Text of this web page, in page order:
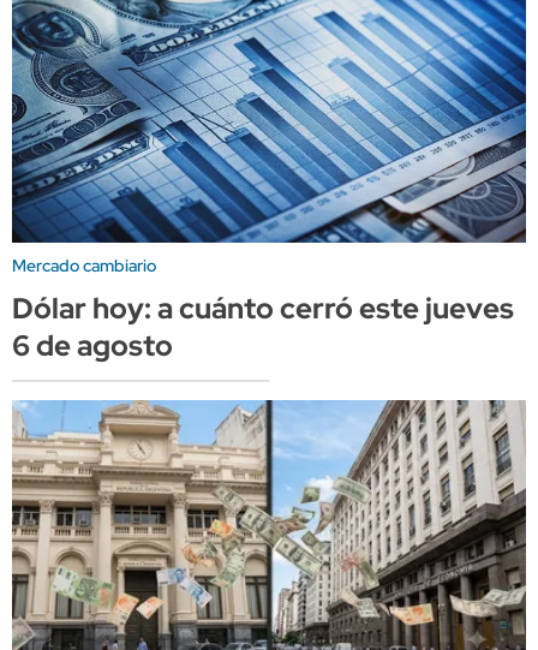
Mercado cambiario
Dólar hoy: a cuánto cerró este jueves
6 de agosto